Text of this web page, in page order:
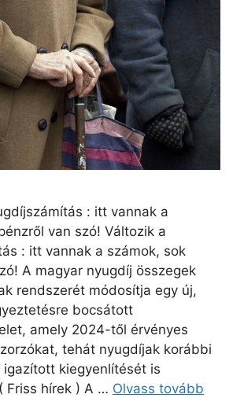
: itt vannak a
van szó! Változik a
: itt vannak a számok, sok
A magyar nyugdíj összegek
rendszerét módosítja egy új,
bocsátott
amely 2024-től érvényes
tehát nyugdíjak korábbi
igazított kiegyenlítését is
Friss hírek ) A … Olvass tovább